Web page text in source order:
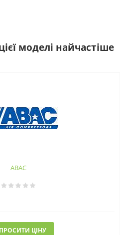
моделі найчастіше
ABAC
ЦІНУ